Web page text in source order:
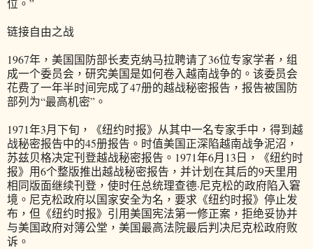
位。”
链接自由之战
1967年，美国国防部长麦克纳马拉聘请了36位专家学者，组
成一个委员会，研究美国是如何卷入越南战争的。该委员会
花费了一年半时间完成了47册的越战秘密报告，报告被国防
部列为“最高机密”。
1971年3月下旬，《纽约时报》从其中一名专家手中，得到越
战秘密报告中的45册报告。时值美国正深陷越南战争泥沼，
苏兹贝格决定刊登越战秘密报告。1971年6月13日，《纽约时
报》用6个整版推出越战秘密报告，并计划在其后的9天里用
相同版面继续刊登，使时任总统理查德·尼克松的政府陷入窘
境。尼克松政府以国家安全为名，要求《纽约时报》停止发
布，但《纽约时报》引用美国宪法第一修正案，拒绝妥协并
与美国政府对簿公堂，美国最高法院最后判决尼克松政府败
诉。